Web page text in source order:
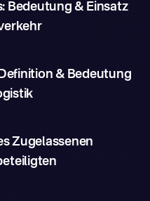
Bedeutung & Einsatz
& Bedeutung
Zugelassenen